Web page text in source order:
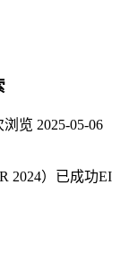
浏览 2025-05-06
2024）已成功EI